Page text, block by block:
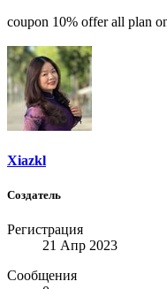
coupon 10% offer all plan
Xiazkl
Создатель
Регистрация
21 Апр 2023
Сообщения